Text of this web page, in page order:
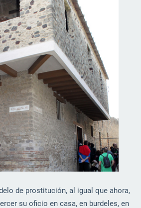
de prostitución, al igual que ahora,
su oficio en casa, en burdeles, en